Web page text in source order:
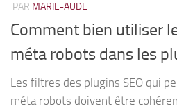
PAR MARIE-AUDE
Comment bien utiliser
méta robots dans les
Les filtres des plugins SEO qui
méta robots doivent être